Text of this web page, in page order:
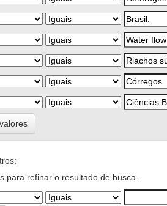
para refinar o resultado de busca.